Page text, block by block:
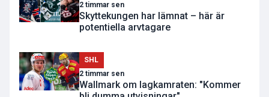
2 timmar sen
Skyttekungen har lämnat – här är
potentiella arvtagare
SHL
2 timmar sen
Wallmark om lagkamraten: "Kommer